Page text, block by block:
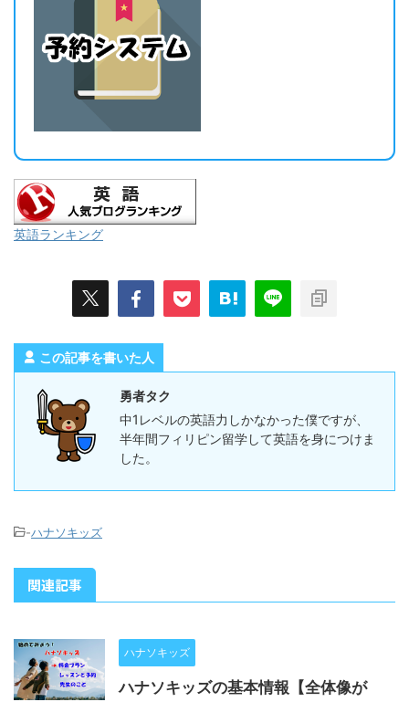
英語ランキング
この記事を書いた人
勇者タク
中1レベルの英語力しかなかった僕ですが、
半年間フィリピン留学して英語を身につけま
した。
-ハナソキッズ
関連記事
ハナソキッズ
ハナソキッズの基本情報【全体像が